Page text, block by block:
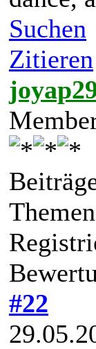
Suchen
Zitieren
#22